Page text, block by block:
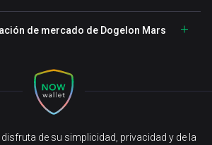
de mercado de Dogelon Mars
disfruta de su simplicidad, privacidad y de la